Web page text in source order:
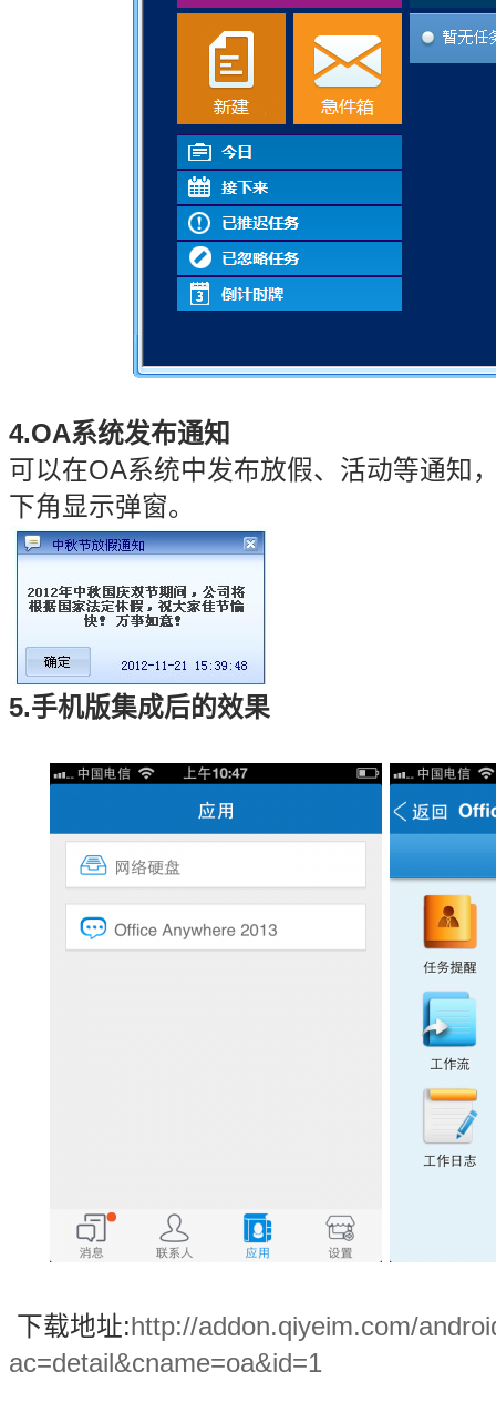
4.OA系统发布通知
可以在OA系统中发布放假、活动等通知
下角显示弹窗。
5.手机版集成后的效果
下载地址:http://addon.qiyeim.com/
ac=detail&cname=oa&id=1